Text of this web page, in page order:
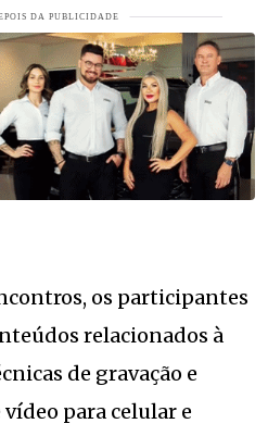
os participantes
relacionados à
de gravação e
para celular e